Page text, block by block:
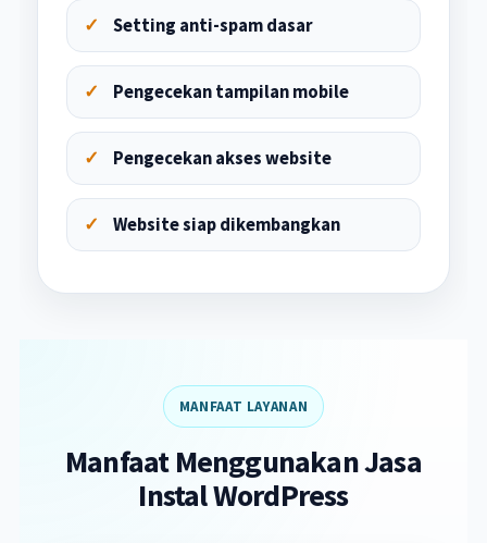
Setting anti-spam dasar
Pengecekan tampilan mobile
Pengecekan akses website
Website siap dikembangkan
MANFAAT LAYANAN
Manfaat Menggunakan Jasa
Instal WordPress